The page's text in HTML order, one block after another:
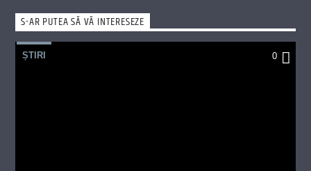
S-AR PUTEA SĂ VĂ INTERESEZE
ȘTIRI 0